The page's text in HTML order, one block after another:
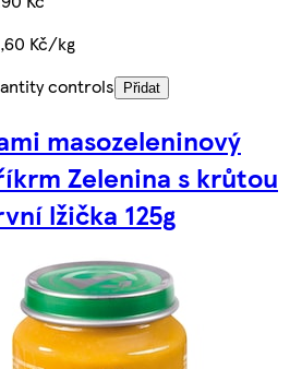
Kč/kg
controls
Přidat
masozeleninový
Zelenina s krůtou
lžička 125g